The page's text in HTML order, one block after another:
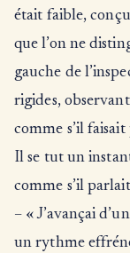
était faible,
que l’on ne
gauche de
rigides,
comme s’il
Il se tut un
comme s’il
– « J’avançai
un rythme